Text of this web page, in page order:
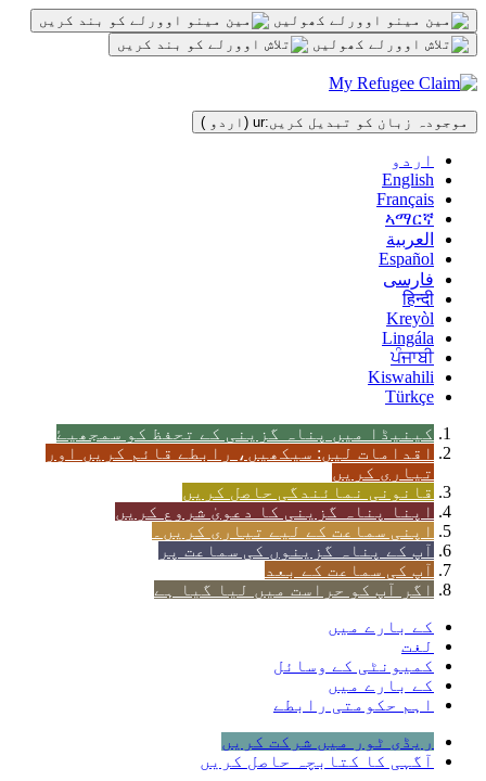
مواد
پر
جائیں
موجودہ زبان کو تبدیل کریں:ur (اردو )
اردو
English
Français
ኣማርኛ
العربية
Español
فارسی
हिन्दी
Kreyòl
Lingála
ਪੰਜਾਬੀ
Kiswahili
Türkçe
کینیڈا میں پناہ گزینی کے تحفظ کو سمجھیۓ
اقدامات لیں: سیکھیں، رابطے قائم کریں اور
تیاری کریں
قانونی نمائندگی حاصل کریں
اپنا پناہ گزینی کا دعویٰ شروع کریں
اپنی سماعت کے لیے تیاری کریں۔
آپ کے پناہ گزینوں کی سماعت پر
آپ کی سماعت کے بعد
اگر آپ کو حراست میں لیا گیا ہے
کے بارے میں
لغت
کمیونٹی کے وسائل
کے بارے میں
اہم حکومتی رابطے
ریڈی ٹور میں شرکت کریں
آگہی کا کتابچہ حاصل کریں